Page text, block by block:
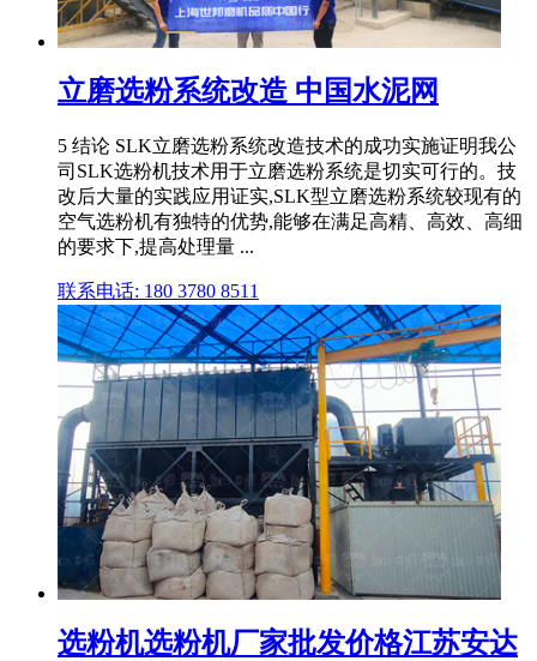
立磨选粉系统改造 中国水泥网
5 结论 SLK立磨选粉系统改造技术的成功实施证明我公
司SLK选粉机技术用于立磨选粉系统是切实可行的。技
改后大量的实践应用证实,SLK型立磨选粉系统较现有的
空气选粉机有独特的优势,能够在满足高精、高效、高细
的要求下,提高处理量 ...
联系电话: 180 3780 8511
选粉机选粉机厂家批发价格江苏安达